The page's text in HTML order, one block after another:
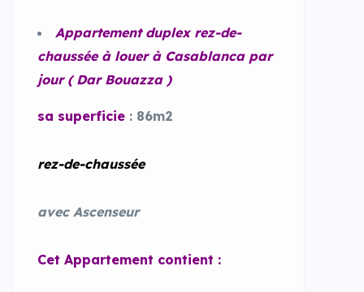
Appartement duplex rez-de-
chaussée à louer à Casablanca par
jour ( Dar Bouazza )
sa superficie : 86m2
rez-de-chaussée
avec Ascenseur
Cet Appartement contient :